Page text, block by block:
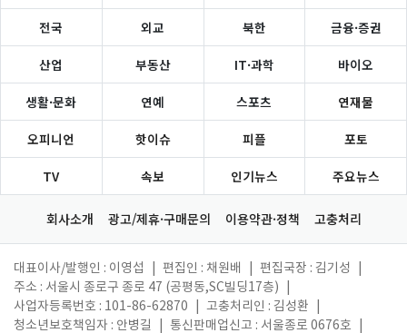
전국 외교 북한 금융·증권
산업 부동산 IT·과학 바이오
생활·문화 연예 스포츠 연재물
오피니언 핫이슈 피플 포토
TV 속보 인기뉴스 주요뉴스
회사소개 광고/제휴·구매문의 이용약관·정책 고충처리
대표이사/발행인 : 이영섭 편집인 : 채원배 편집국장 : 김기성
주소 : 서울시 종로구 종로 47 (공평동,SC빌딩17층)
사업자등록번호 : 101-86-62870
고충처리인 : 김성환
청소년보호책임자 : 안병길
통신판매업신고 : 서울종로 0676호